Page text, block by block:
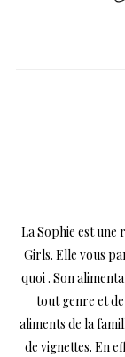
La Sophie est
Girls. Elle vous
quoi . Son
tout genre et
aliments de la
de vignettes. En